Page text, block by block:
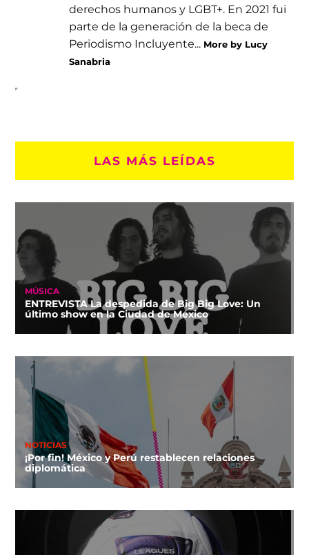
derechos humanos y LGBT+. En 2021 fui
parte de la generación de la beca de
Periodismo Incluyente... More by Lucy
Sanabria
LAS MÁS LEÍDAS
MÚSICA
ENTREVISTA La despedida de Big Big Love: Un
último show en la Ciudad de México
NOTICIAS
¡Por fin! México y Perú restablecen relaciones
diplomática